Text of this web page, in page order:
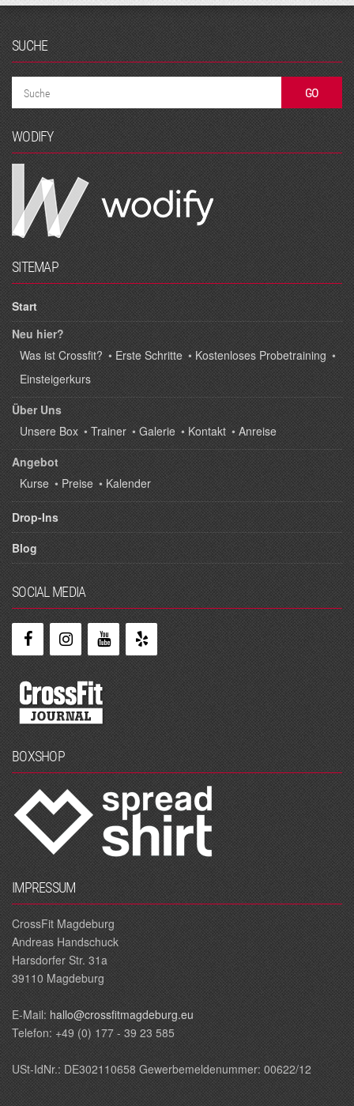
SUCHE
WODIFY
SITEMAP
Start
Neu hier?
Was ist Crossfit? • Erste Schritte • Kostenloses Probetraining •
Einsteigerkurs
Über Uns
Unsere Box • Trainer • Galerie • Kontakt • Anreise
Angebot
Kurse • Preise • Kalender
Drop-Ins
Blog
SOCIAL MEDIA
BOXSHOP
IMPRESSUM
CrossFit Magdeburg
Andreas Handschuck
Harsdorfer Str. 31a
39110 Magdeburg
E‐Mail: hallo@crossfitmagdeburg.eu
Telefon: +49 (0) 177 - 39 23 585
USt-IdNr.: DE302110658 Gewerbemeldenummer: 00622/12